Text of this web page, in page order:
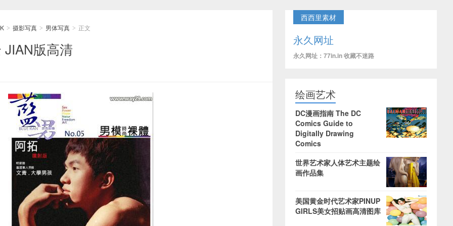
> 摄影写真 > 男体写真 > 正文
版高清
西西里素材
永久网址
永久网址：77in.in 收藏不迷路
绘画艺术
DC漫画指南 The DC
Comics Guide to
Digitally Drawing
Comics
世界艺术家人体艺术主题绘
画作品集
美国黄金时代艺术家PINUP
GIRLS美女招贴画高清图库